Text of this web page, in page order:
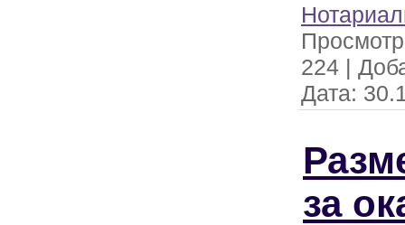
224 |
Дата:
за